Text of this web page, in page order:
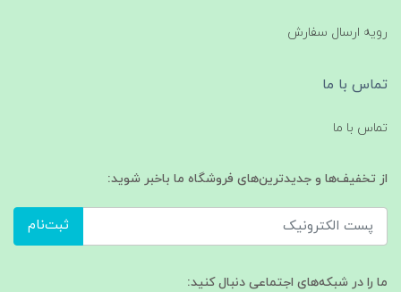
رویه ارسال سفارش
تماس با ما
تماس با ما
از تخفیف‌ها و جدیدترین‌های فروشگاه ما باخبر شوید:
ثبت‌نام
ما را در شبکه‌های اجتماعی دنبال کنید: